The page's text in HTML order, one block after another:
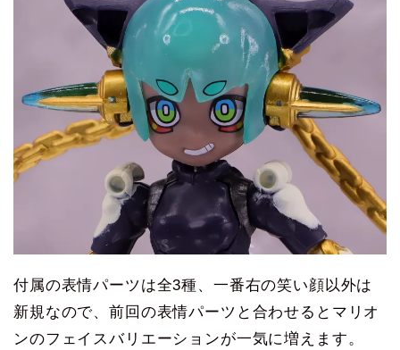
付属の表情パーツは全3種、一番右の笑い顔以外は
新規なので、前回の表情パーツと合わせるとマリオ
ンのフェイスバリエーションが一気に増えます。